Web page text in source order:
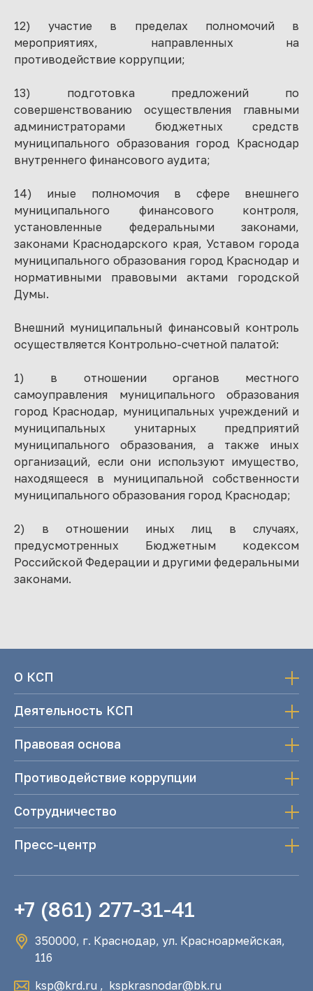
12) участие в пределах полномочий в
мероприятиях, направленных на
противодействие коррупции;
13) подготовка предложений по
совершенствованию осуществления главными
администраторами бюджетных средств
муниципального образования город Краснодар
внутреннего финансового аудита;
14) иные полномочия в сфере внешнего
муниципального финансового контроля,
установленные федеральными законами,
законами Краснодарского края, Уставом города
муниципального образования город Краснодар и
нормативными правовыми актами городской
Думы.
Внешний муниципальный финансовый контроль
осуществляется Контрольно-счетной палатой:
1) в отношении органов местного
самоуправления муниципального образования
город Краснодар, муниципальных учреждений и
муниципальных унитарных предприятий
муниципального образования, а также иных
организаций, если они используют имущество,
находящееся в муниципальной собственности
муниципального образования город Краснодар;
2) в отношении иных лиц в случаях,
предусмотренных Бюджетным кодексом
Российской Федерации и другими федеральными
законами.
О КСП
Деятельность КСП
Правовая основа
Противодействие коррупции
Сотрудничество
Пресс-центр
+7 (861) 277-31-41
350000, г. Краснодар, ул. Красноармейская,
116
ksp@krd.ru , kspkrasnodar@bk.ru